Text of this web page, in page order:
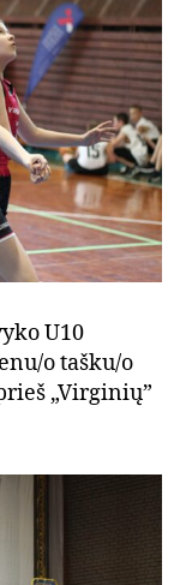
U10
o tašku/o
„Virginių”